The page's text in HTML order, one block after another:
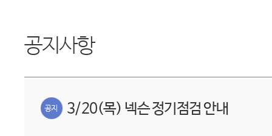
공지사항
3/20(목) 넥슨 정기점검 안내